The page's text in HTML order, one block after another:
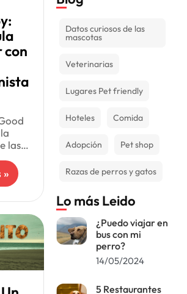
con
las
para
»
Datos curiosos de las
mascotas
Veterinarias
Lugares Pet friendly
Hoteles Comida
Adopción Pet shop
Razas de perros y gatos
Lo más Leido
¿Puedo viajar en
bus con mi
perro?
14/05/2024
5 Restaurantes